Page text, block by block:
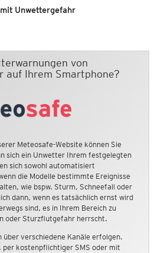
Unwettergefahr
von
auf Ihrem Smartphone?
Meteosafe-Website können Sie
sich ein Unwetter Ihrem festgelegten
sich sowohl automatisiert
die Modelle bestimmte Ereignisse
wie bspw. Sturm, Schneefall oder
dann, wenn es tatsächlich ernst wird
sind, es in Ihrem Bereich zu
oder Sturzflutgefahr herrscht.
über verschiedene Kanäle erfolgen.
per kostenpflichtiger SMS oder mit